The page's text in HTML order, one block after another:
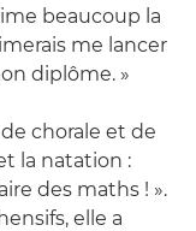
beaucoup la
me lancer
diplôme. »
chorale et de
la natation :
des maths ! ».
elle a